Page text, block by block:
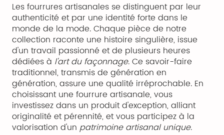
Les fourrures artisanales se distinguent par leur
authenticité et par une identité forte dans le
monde de la mode. Chaque pièce de notre
collection raconte une histoire singulière, issue
d'un travail passionné et de plusieurs heures
dédiées à l'art du façonnage. Ce savoir-faire
traditionnel, transmis de génération en
génération, assure une qualité irréprochable. En
choisissant une fourrure artisanale, vous
investissez dans un produit d'exception, alliant
originalité et pérennité, et vous participez à la
valorisation d'un patrimoine artisanal unique.